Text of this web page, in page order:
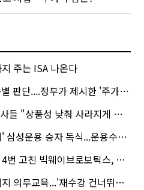
주는 ISA 나온다
정부가 제시한 '주가 누르기' 방지법
낮춰 사라지게 해야"…일부 신중론도
승자 독식...운용수익 미래에셋의 6배
친 빅웨이브로보틱스, 수요예측
무교육...'재수강 건너뛰기' 허점